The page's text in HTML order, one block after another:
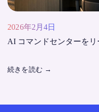
2026年2月4日
AI コマンドセンターをリ
続きを読む →